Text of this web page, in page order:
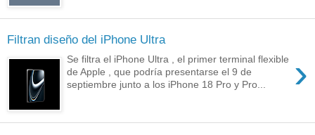
Filtran diseño del iPhone Ultra
›
Se filtra el iPhone Ultra , el primer terminal flexible
de Apple , que podría presentarse el 9 de
septiembre junto a los iPhone 18 Pro y Pro...